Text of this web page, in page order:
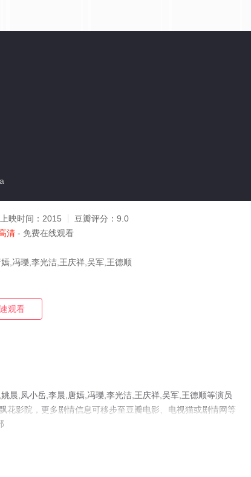
上映时间： 2015 豆瓣评分： 9.0
清 - 免费在线观看
,冯瓅,李光洁,王庆祥,吴军,王德顺
观看
晨,凤小岳,李晨,唐嫣,冯瓅,李光洁,王庆祥,吴军,王德顺等演员
花影院，更多剧情信息可移步至豆瓣电影、电视猫或剧情网等